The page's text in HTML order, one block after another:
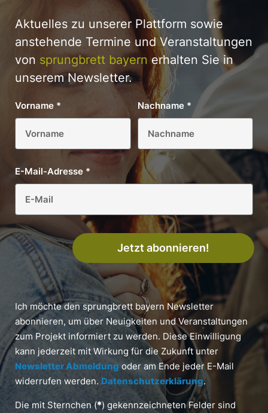
Aktuelles zu unserer Plattform sowie
anstehende Termine und Veranstaltungen
von sprungbrett bayernerhalten Sie in
unserem Newsletter.
Vorname * Nachname *
E-Mail-Adresse *
Jetzt abonnieren!
Ich möchte den sprungbrett bayern Newsletter
abonnieren, um über Neuigkeiten und Veranstaltungen
zum Projekt informiert zu werden. Diese Einwilligung
kann jederzeit mit Wirkung für die Zukunft unter
Newsletter Abmeldung oder am Ende jeder E-Mail
widerrufen werden. Datenschutzerklärung.
Die mit Sternchen (*) gekennzeichneten Felder sind